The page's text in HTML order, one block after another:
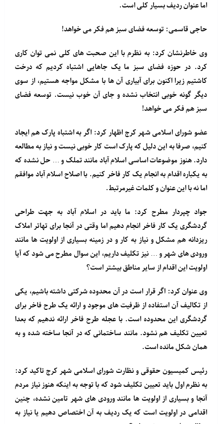
اما عنوان ردیف بسیار کلی است.
حاجی قاسمی: توسعه فضای سبز هم فکر می خواهد!
وی خاطرنشان کرد: به نظرم با این صحبت های کلی نمی توان کاری
کرد. در حوزه فضای سبز ما یک جاهایی اشتباه کردیم که درخت
کاشتیم زیرا اکنون برای آبیاری آن ها با مشکل مواجه هستیم، از سوی
دیگر گونه خوبی انتخاب نشده و جای آن خوب نیست. توسعه فضای
سبز هم فکر می خواهد!
عضو شورای اسلامی شهر کرج اظهار کرد: اگر به اشتباه پارک هم ایجاد
کنیم، صرفا به این دلیل که پارک است کار خوبی نیست و نیاز به مطالعه
دارد. هنوز موضوعات اساسی اسلام آباد مانند تملک و … حل نشده که
به یکباره اقدام به انجام یک کار فاخر کنیم. با اصلاح اسلام آباد موافقم
اما نه با این عنوان و کلمات غیرمرتبط.
جواد چپردار مطرح کرد: ما باید در اسلام آباد به جهت طراحی
گردشگری یک کار فاخر انجام دهیم اما وقتی در آنجا برای تهاتر املاک
ریزدانه هم مشکل و نیاز به کار و در زمینه بسیاری از اولویت ها مانند
ورودی های شهر و … نیز تکلیف داریم، این سوال مطرح می شود که آیا
اولویت این اقدام از سایر مناطق بیشتر است؟
وی عنوان کرد: اگر قرار است در آن محدوده شرکتی داشته باشیم، یکی
از تکالیف آن استفاده از ظرفیت های موجود و ارائه یک طرح فاخر برای
گردشگری این محدوده است. با عجله طرح فاخر ارائه ندهیم که بعدا
تعیین تکلیف هم نشود. مانند ساختمانی که در آنجا ساخته شده و به
همان شکل مانده است.
رئیس کمیسیون حقوقی و نظارت شورای اسلامی شهر کرج تاکید کرد:
به نظرم اول باید تعیین تکلیف شود که با توجه به اینکه هنوز نیاز مردم
آنجا و بسیاری از اولویت ها مانند ورودی های شهر تامین نشده، چنین
اقدامی در اولویت است که یک ردیف به آن اختصاص دهیم یا نیاز به